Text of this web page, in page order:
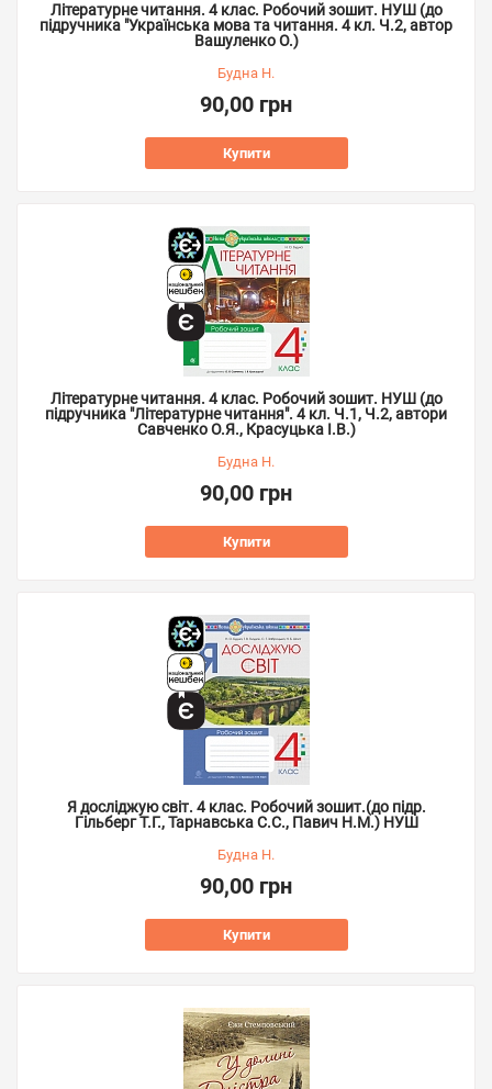
Літературне читання. 4 клас. Робочий зошит. НУШ (до
підручника "Українська мова та читання. 4 кл. Ч.2, автор
Вашуленко О.)
Будна Н.
90,00 грн
Купити
Літературне читання. 4 клас. Робочий зошит. НУШ (до
підручника "Літературне читання". 4 кл. Ч.1, Ч.2, автори
Савченко О.Я., Красуцька І.В.)
Будна Н.
90,00 грн
Купити
Я досліджую світ. 4 клас. Робочий зошит.(до підр.
Гільберг Т.Г., Тарнавська С.С., Павич Н.М.) НУШ
Будна Н.
90,00 грн
Купити